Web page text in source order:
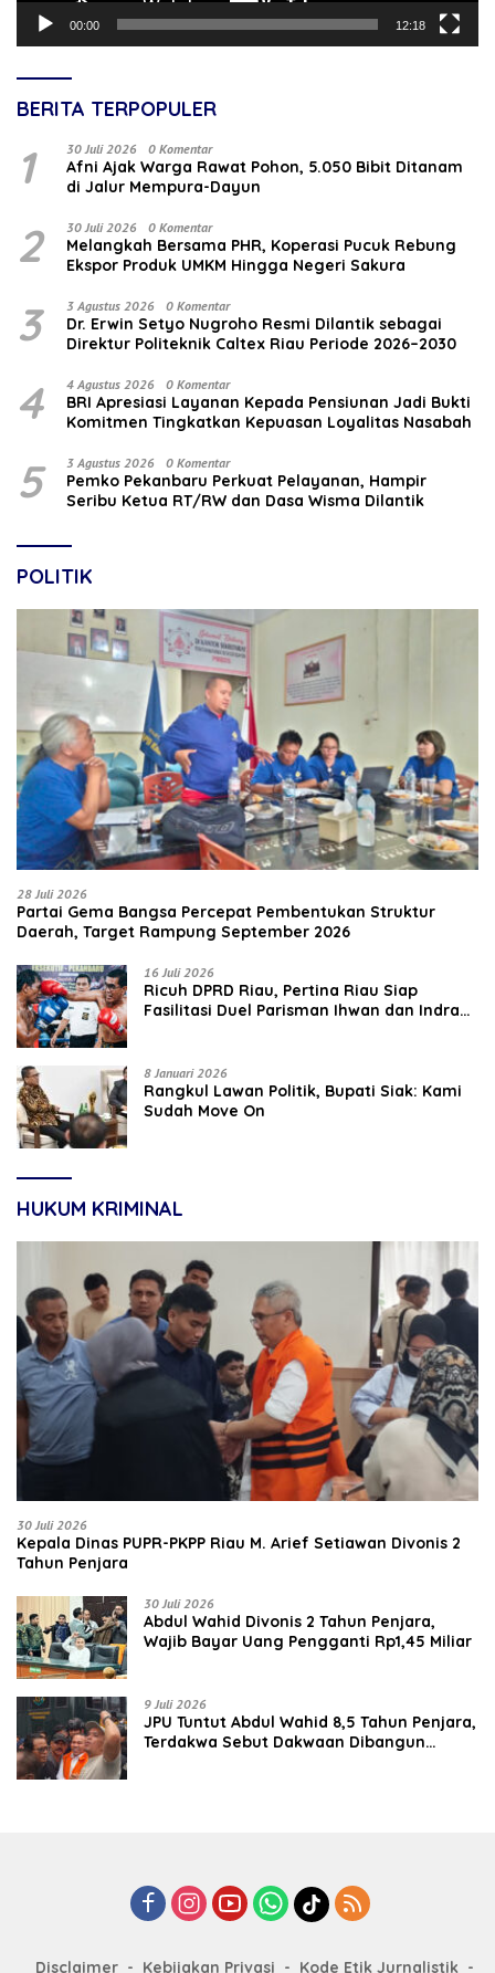
00:00 12:18
BERITA TERPOPULER
1 30 Juli 2026 0 Komentar
Afni Ajak Warga Rawat Pohon, 5.050 Bibit Ditanam
di Jalur Mempura-Dayun
2 30 Juli 2026 0 Komentar
Melangkah Bersama PHR, Koperasi Pucuk Rebung
Ekspor Produk UMKM Hingga Negeri Sakura
3 3 Agustus 2026 0 Komentar
‎Dr. Erwin Setyo Nugroho Resmi Dilantik sebagai
Direktur Politeknik Caltex Riau Periode 2026–2030
4 4 Agustus 2026 0 Komentar
BRI Apresiasi Layanan Kepada Pensiunan Jadi Bukti
Komitmen Tingkatkan Kepuasan Loyalitas Nasabah
5 3 Agustus 2026 0 Komentar
Pemko Pekanbaru Perkuat Pelayanan, Hampir
Seribu Ketua RT/RW dan Dasa Wisma Dilantik
POLITIK
28 Juli 2026
Partai Gema Bangsa Percepat Pembentukan Struktur
Daerah, Target Rampung September 2026
16 Juli 2026
‎Ricuh DPRD Riau, Pertina Riau Siap
Fasilitasi Duel Parisman Ihwan dan Indra
8 Januari 2026
Rangkul Lawan Politik, Bupati Siak: Kami
Sudah Move On
HUKUM KRIMINAL
30 Juli 2026
Kepala Dinas PUPR-PKPP Riau M. Arief Setiawan Divonis 2
Tahun Penjara
30 Juli 2026
‎‎Abdul Wahid Divonis 2 Tahun Penjara,
Wajib Bayar Uang Pengganti Rp1,45 Miliar
9 Juli 2026
JPU Tuntut Abdul Wahid 8,5 Tahun Penjara,
Terdakwa Sebut Dakwaan Dibangun
Disclaimer Kebijakan Privasi Kode Etik Jurnalistik